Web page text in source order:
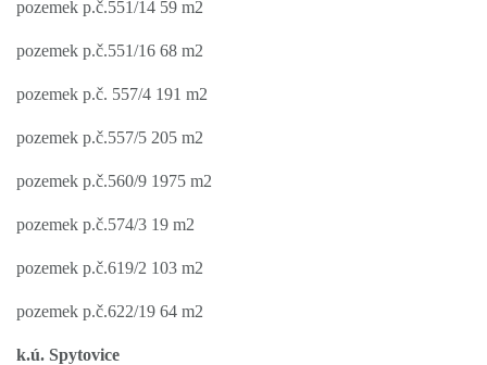
pozemek p.č.551/14 59 m2
pozemek p.č.551/16 68 m2
pozemek p.č. 557/4 191 m2
pozemek p.č.557/5 205 m2
pozemek p.č.560/9 1975 m2
pozemek p.č.574/3 19 m2
pozemek p.č.619/2 103 m2
pozemek p.č.622/19 64 m2
k.ú. Spytovice